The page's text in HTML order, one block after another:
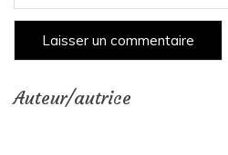
Auteur/autrice